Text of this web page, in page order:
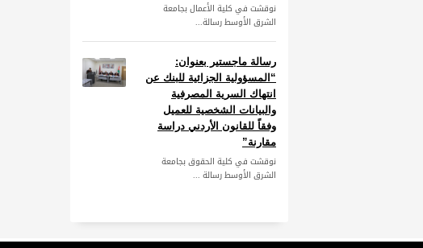
نوقشت في كلية الأعمال بجامعة
الشرق الأوسط رسالة...
رسالة ماجستير بعنوان:
“المسؤولية الجزائية للبنك عن
انتهاك السرية المصرفية
والبيانات الشخصية للعميل
وفقاً للقانون الأردني دراسة
مقارنة”
نوقشت في كلية الحقوق بجامعة
الشرق الأوسط رسالة ...